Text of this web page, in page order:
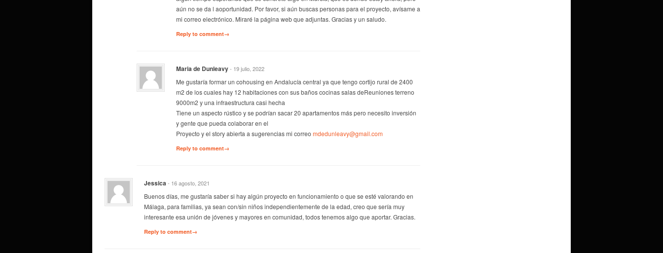
aún no se da l aoportunidad. Por favor, si aún buscas personas para el proyecto, avísame a
mi correo electrónico. Miraré la página web que adjuntas. Gracias y un saludo.
Reply to comment→
Maria de Dunleavy- 19 julio, 2022
Me gustaría formar un cohousing en Andalucía central ya que tengo cortijo rural de 2400
m2 de los cuales hay 12 habitaciones con sus baños cocinas salas deReuniones terreno
9000m2 y una infraestructura casi hecha
Tiene un aspecto rústico y se podrían sacar 20 apartamentos más pero necesito inversión
y gente que pueda colaborar en el
Proyecto y el story abierta a sugerencias mi correo mdedunleavy@gmail.com
Reply to comment→
Jessica- 16 agosto, 2021
Buenos días, me gustaría saber si hay algún proyecto en funcionamiento o que se esté valorando en
Málaga, para familias, ya sean con/sin niños independientemente de la edad, creo que sería muy
interesante esa unión de jóvenes y mayores en comunidad, todos tenemos algo que aportar. Gracias.
Reply to comment→